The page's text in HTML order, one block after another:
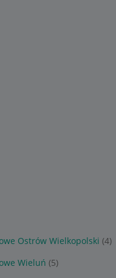
Ostrów Wielkopolski (4)
Wieluń (5)